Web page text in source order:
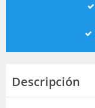
Descripción